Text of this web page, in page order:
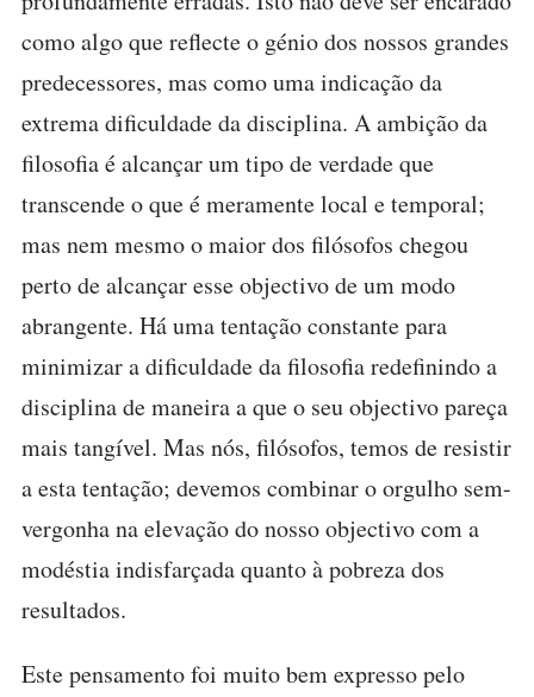
como algo que reflecte o génio dos nossos grandes
predecessores, mas como uma indicação da
extrema dificuldade da disciplina. A ambição da
filosofia é alcançar um tipo de verdade que
transcende o que é meramente local e temporal;
mas nem mesmo o maior dos filósofos chegou
perto de alcançar esse objectivo de um modo
abrangente. Há uma tentação constante para
minimizar a dificuldade da filosofia redefinindo a
disciplina de maneira a que o seu objectivo pareça
mais tangível. Mas nós, filósofos, temos de resistir
a esta tentação; devemos combinar o orgulho sem-
vergonha na elevação do nosso objectivo com a
modéstia indisfarçada quanto à pobreza dos
resultados.
Este pensamento foi muito bem expresso pelo